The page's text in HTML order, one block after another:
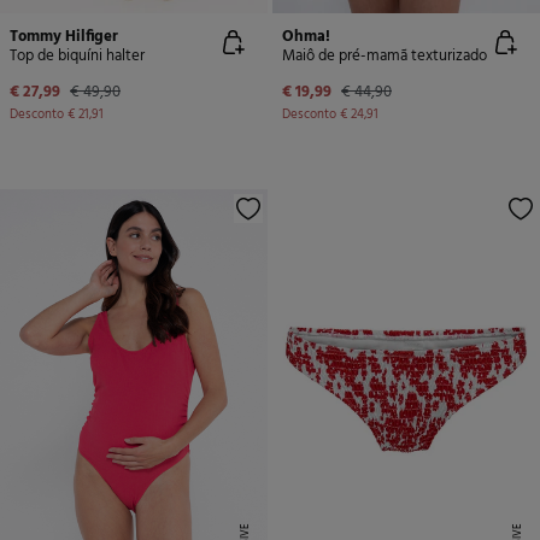
Tommy Hilfiger
Top de biquíni halter
€ 27,99 € 49,90
Desconto€ 21,91
Ohma!
Maiô de pré-mamã texturizado
€ 19,99 € 44,90
Desconto€ 24,91